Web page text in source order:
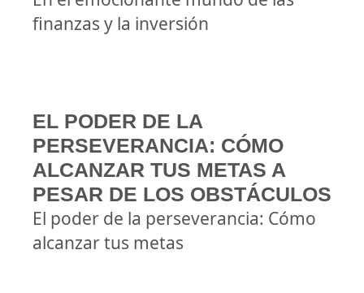
finanzas y la inversión
EL PODER DE LA
PERSEVERANCIA: CÓMO
ALCANZAR TUS METAS A
PESAR DE LOS OBSTÁCULOS
El poder de la perseverancia: Cómo
alcanzar tus metas